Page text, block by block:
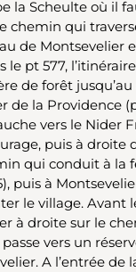
la Scheulte où il
chemin qui
de Montsevelier
le pt 577,
de forêt
de la Providence
vers le Nider
puis à droite
qui conduit à la
puis à
le village. Avant
à droite sur le
vers un
bifurquer